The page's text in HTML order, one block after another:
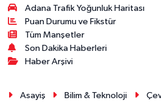
Adana Trafik Yoğunluk Haritası
Puan Durumu ve Fikstür
Tüm Manşetler
Son Dakika Haberleri
Haber Arşivi
Asayiş Bilim & Teknoloji